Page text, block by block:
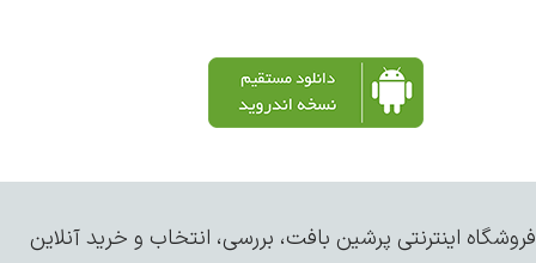
فروشگاه اینترنتی پرشین بافت، بررسی، انتخاب و خرید آنلاین